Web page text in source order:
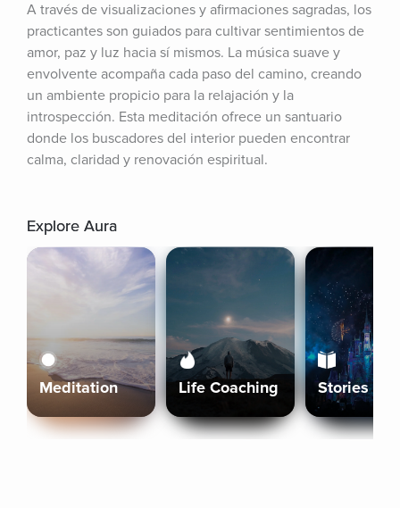
A través de visualizaciones y afirmaciones sagradas, los
practicantes son guiados para cultivar sentimientos de
amor, paz y luz hacia sí mismos. La música suave y
envolvente acompaña cada paso del camino, creando
un ambiente propicio para la relajación y la
introspección. Esta meditación ofrece un santuario
donde los buscadores del interior pueden encontrar
calma, claridad y renovación espiritual.
Explore Aura
Meditation Life Coaching Stories